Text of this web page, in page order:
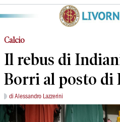
Calcio
Il rebus di
Borri al posto di
di Alessandro Lazzerini